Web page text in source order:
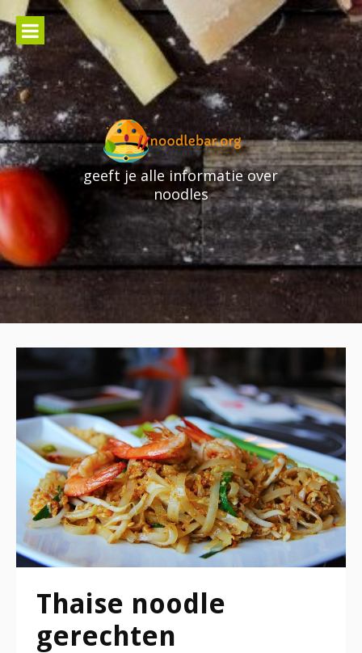
to
content
geeft je alle informatie over
noodles
Thaise noodle
gerechten